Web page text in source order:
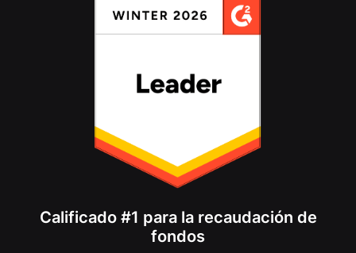
Calificado #1 para la recaudación de
fondos